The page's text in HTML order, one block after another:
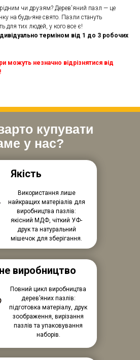
чи друзям? Дерев'яний пазл — це
на будь-яке свято. Пазли стануть
для тих людей, у кого все є!
терміном від 1 до 3 робочих
можуть незначно відрізнятися від
купувати
у нас?
Використання лише
найкращих матеріалів для
виробництва пазлів:
якісний МДФ, чіткий УФ-
друк та натуральний
мішечок для зберігання.
Повний цикл виробництва
дерев’яних пазлів:
підготовка матеріалу, друк
зоображення, вирізання
пазлів та упаковування
наборів.
Якість
виробництво